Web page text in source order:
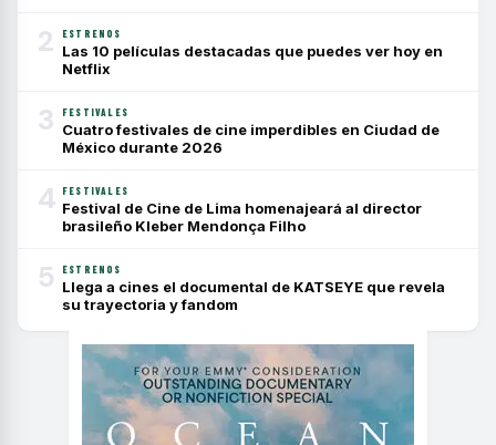
2 ESTRENOS
Las 10 películas destacadas que puedes ver hoy en
Netflix
3 FESTIVALES
Cuatro festivales de cine imperdibles en Ciudad de
México durante 2026
4 FESTIVALES
Festival de Cine de Lima homenajeará al director
brasileño Kleber Mendonça Filho
5 ESTRENOS
Llega a cines el documental de KATSEYE que revela
su trayectoria y fandom